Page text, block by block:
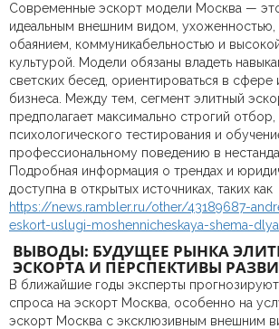
Современные эскорт модели Москва —
идеальным внешним видом,
обаянием, коммуникабельностью и
культурой. Модели обязаны владеть
светских бесед, ориентироваться в сфере
бизнеса. Между тем, сегмент элитный
предполагает максимально строгий
психологического тестирования и
профессиональному поведению в
Подробная информация о трендах и
доступна в открытых источниках, таких как
https://news.rambler.ru/other/43189687-
eskort-uslugi-moshennicheskaya-shema-
ВЫВОДЫ: БУДУЩЕЕ РЫНКА
ЭСКОРТА И ПЕРСПЕКТИВЫ
В ближайшие годы эксперты
спроса на эскорт Москва, особенно на
эскорт Москва с эксклюзивным внешним